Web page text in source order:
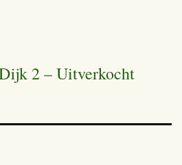
2 – Uitverkocht